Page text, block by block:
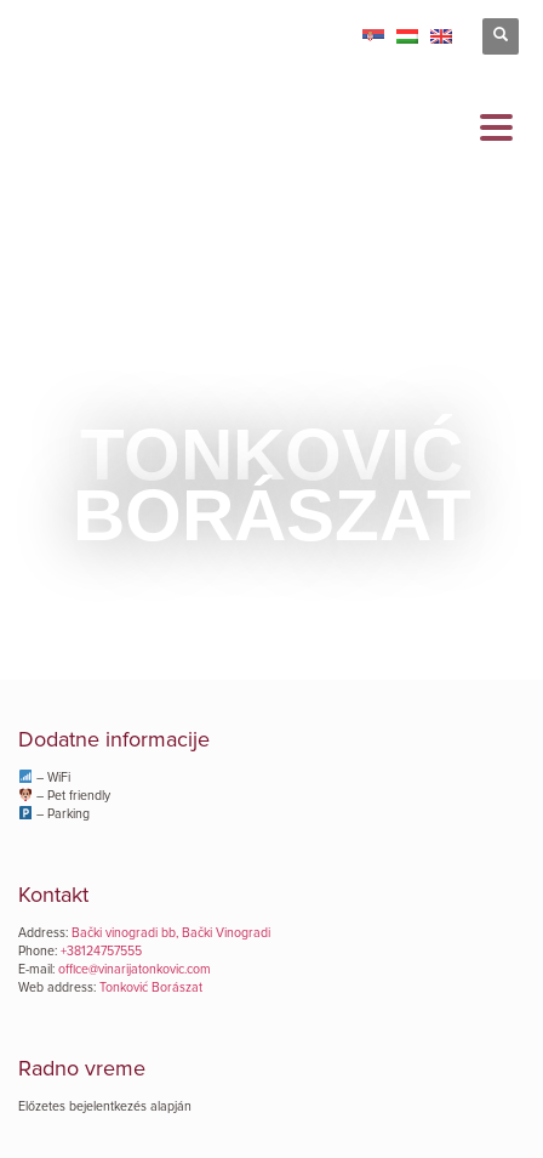
TONKOVIĆ
BORÁSZAT
Dodatne informacije
– WiFi
– Pet friendly
– Parking
Kontakt
Address: Bački vinogradi bb, Bački Vinogradi
Phone: +38124757555
E-mail: office@vinarijatonkovic.com
Web address: Tonković Borászat
Radno vreme
Előzetes bejelentkezés alapján